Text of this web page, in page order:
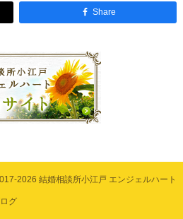
Share
2026 結婚相談所小江戸 エンジェルハート
グ